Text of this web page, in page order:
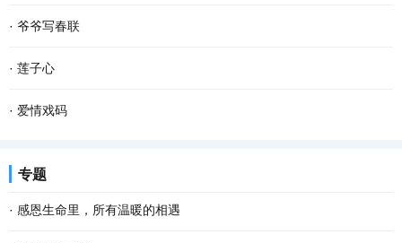
不由地浮现这样的场景：柴火在土灶里呼呼燃烧，火舌自锅底窜出，
我们姐弟坐在宽板条凳上，烤火，添柴，叽叽喳...
动车开动，我们一行向西，奔南京，会战友。我凝望窗外，楼宇滑
过……五十多年前，我们也是这样坐在火车上，看一一滑过的家乡景
物。 当年，我们是一群特殊的“小兵”，大多数十...
· 爷爷写春联
儿时的春节充满了乐趣，乡村里洋溢着浓郁的年味，这是我们美好的
记忆。过年的时候，除了穿上新衣服、吃着美味的菜肴和零食之外，
· 莲子心
一向不喜母亲的性格。 许是受了古代诗文的影响罢，我所 欣赏 的女
· 爱情戏码
专题
· 感恩生命里，所有温暖的相遇